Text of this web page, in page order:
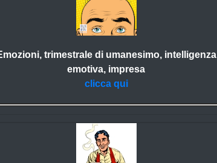
trimestrale di umanesimo, intelligenza
emotiva, impresa
clicca qui